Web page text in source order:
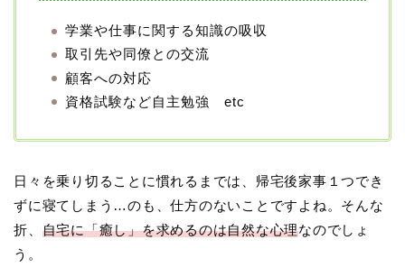
学業や仕事に関する知識の吸収
取引先や同僚との交流
顧客への対応
資格試験など自主勉強 etc
日々を乗り切ることに慣れるまでは、帰宅後家事１つでき
ずに寝てしまう…のも、仕方のないことですよね。そんな
折、 自宅に「癒し」を求めるのは自然な心理なのでしょ
う。